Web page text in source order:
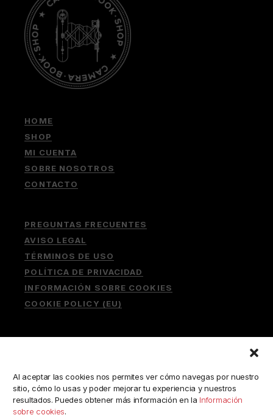
Al aceptar las cookies nos permites ver cómo navegas por nuestro
sitio, cómo lo usas y poder mejorar tu experiencia y nuestros
resultados. Puedes obtener más información en la Información
sobre cookies.
HOME
SHOP
MI CUENTA
SOBRE NOSOTROS
CONTACTO
PREGUNTAS FRECUENTES
AVISO LEGAL
TÉRMINOS DE USO
POLÍTICA DE PRIVACIDAD
INFORMACIÓN SOBRE COOKIES
COOKIE POLICY (EU)
Buscar: